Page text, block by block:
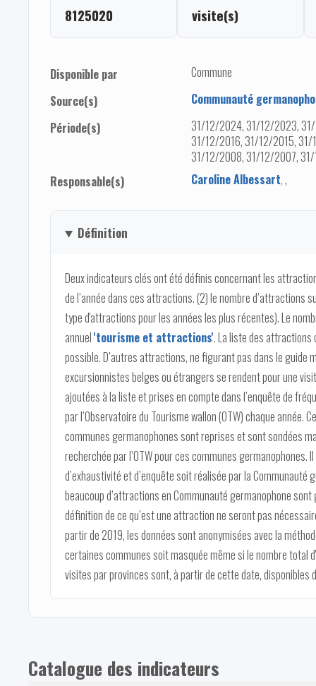
8125020 visite(s)
Disponible par
Commune
Source(s)
Communauté
Période(s)
31/12/2024, 31/12/2023,
31/12/2016, 31/12/2015,
31/12/2008, 31/12/2007,
Responsable(s)
Caroline Albessart,,
Définition
Deux indicateurs clés ont été définis concernant les
de l’année dans ces attractions. (2) le nombre d’attractions
type d'attractions pour les années les plus récentes). Le
annuel'tourisme et attractions'. La liste des attractions
possible. D’autres attractions, ne figurant pas dans le guide
excursionnistes belges ou étrangers se rendent pour une
ajoutées à la liste et prises en compte dans l’enquête de
par l’Observatoire du Tourisme wallon (OTW) chaque
communes germanophones sont reprises et sont sondées
recherchée par l’OTW pour ces communes germanophones.
d’exhaustivité et d’enquête soit réalisée par la
beaucoup d’attractions en Communauté germanophone
définition de ce qu’est une attraction ne seront pas
partir de 2019, les données sont anonymisées avec la
certaines communes soit masquée même si le nombre total
visites par provinces sont, à partir de cette date, disponibles
Catalogue des indicateurs